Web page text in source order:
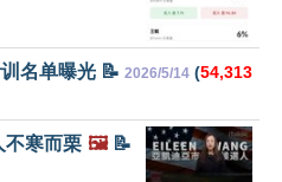
名单曝光 📝 2026/5/14 (54,313
不寒而栗 🖼️📝